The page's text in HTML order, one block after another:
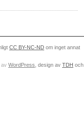
CC BY-NC-ND om inget annat
av WordPress , design av TDH och